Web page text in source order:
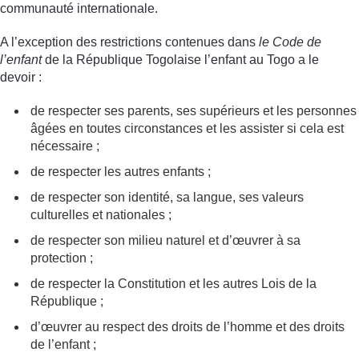
communauté internationale.
A l’exception des restrictions contenues dans le Code de
l’enfantde la République Togolaise l’enfant au Togo a le
devoir :
de respecter ses parents, ses supérieurs et les personnes
âgées en toutes circonstances et les assister si cela est
nécessaire ;
de respecter les autres enfants ;
de respecter son identité, sa langue, ses valeurs
culturelles et nationales ;
de respecter son milieu naturel et d’œuvrer à sa
protection ;
de respecter la Constitution et les autres Lois de la
République ;
d’œuvrer au respect des droits de l’homme et des droits
de l’enfant ;